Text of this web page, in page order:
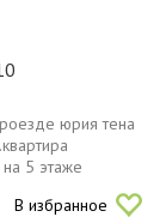
юрия тена
5 этаже
стандартная,
В избранное